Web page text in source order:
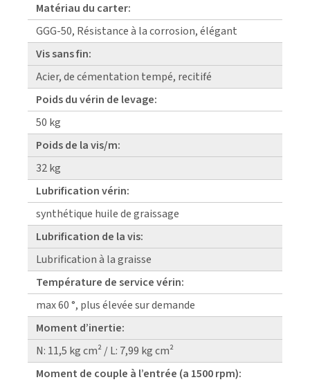
Matériau du carter:
GGG-50, Résistance à la corrosion, élégant
Vis sans fin:
Acier, de cémentation tempé, recitifé
Poids du vérin de levage:
50 kg
Poids de la vis/m:
32 kg
Lubrification vérin:
synthétique huile de graissage
Lubrification de la vis:
Lubrification à la graisse
Température de service vérin:
max 60 °, plus élevée sur demande
Moment d’inertie:
N: 11,5 kg cm² / L: 7,99 kg cm²
Moment de couple à l’entrée (a 1500 rpm):